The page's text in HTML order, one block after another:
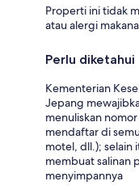
Properti ini tidak
atau alergi
Perlu diketahui
Kementerian
Jepang
menuliskan
mendaftar di
motel, dll.); selain
membuat salinan
menyimpannya